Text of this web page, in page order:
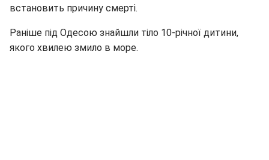
встановить причину смерті.
Раніше під Одесою знайшли тіло 10-річної дитини,
якого хвилею змило в море.